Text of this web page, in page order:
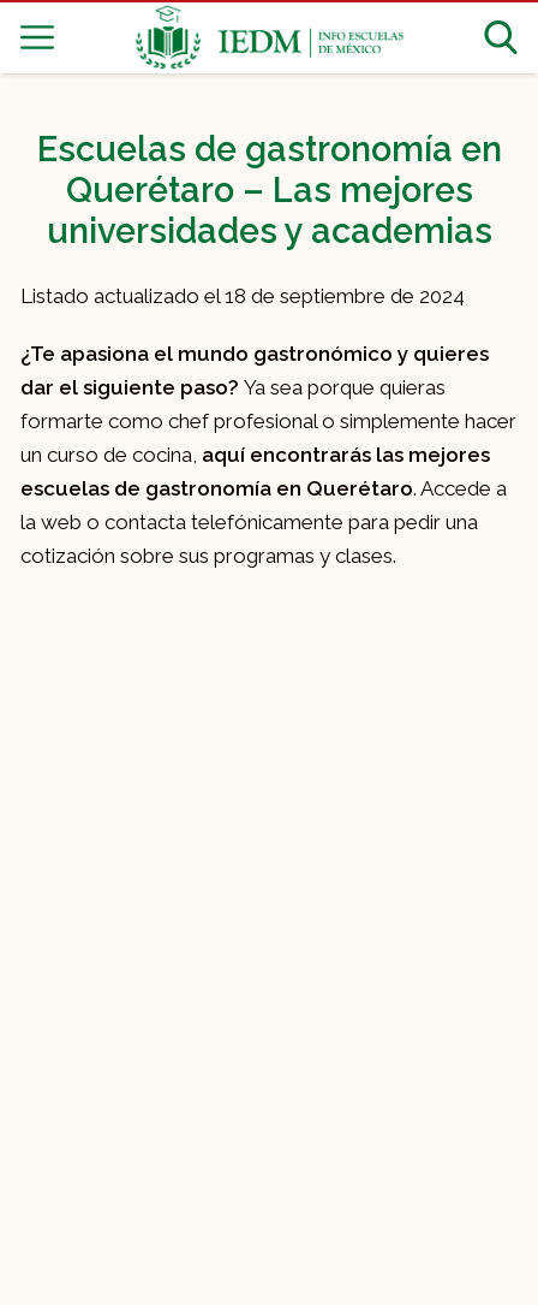
Escuelas de gastronomía en
Querétaro – Las mejores
universidades y academias
Listado actualizado el 18 de septiembre de 2024
¿Te apasiona el mundo gastronómico y quieres
dar el siguiente paso? Ya sea porque quieras
formarte como chef profesional o simplemente hacer
un curso de cocina, aquí encontrarás las mejores
escuelas de gastronomía en Querétaro. Accede a
la web o contacta telefónicamente para pedir una
cotización sobre sus programas y clases.